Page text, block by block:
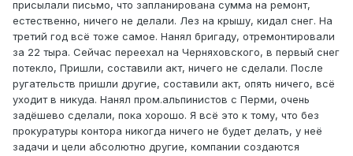
присылали письмо, что запланирована сумма на ремонт,
естественно, ничего не делали. Лез на крышу, кидал снег. На
третий год всё тоже самое. Нанял бригаду, отремонтировали
за 22 тыра. Сейчас переехал на Черняховского, в первый снег
потекло, Пришли, составили акт, ничего не сделали. После
ругательств пришли другие, составили акт, опять ничего, всё
уходит в никуда. Нанял пром.альпинистов с Перми, очень
задёшево сделали, пока хорошо. Я всё это к тому, что без
прокуратуры контора никогда ничего не будет делать, у неё
задачи и цели абсолютно другие, компании создаются